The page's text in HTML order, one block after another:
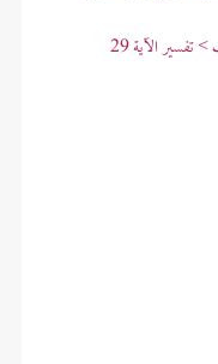
الآية 29